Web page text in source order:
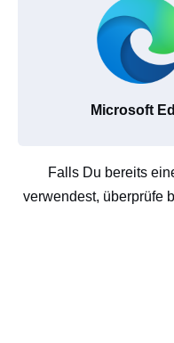
Microsoft
Falls Du bereits
verwendest, überprüfe